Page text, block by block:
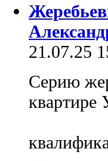
21.07.25
Серию
квартире